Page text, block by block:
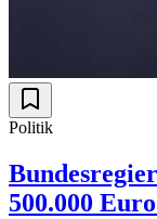
Politik
500.000